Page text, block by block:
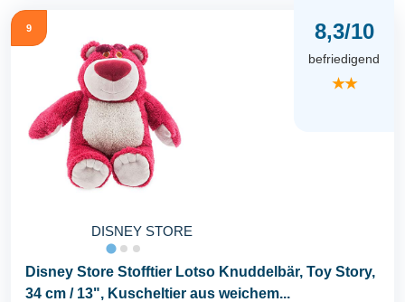
9
DISNEY STORE
8,3/10
befriedigend
★★
Disney Store Stofftier Lotso Knuddelbär, Toy Story,
34 cm / 13", Kuscheltier aus weichem...